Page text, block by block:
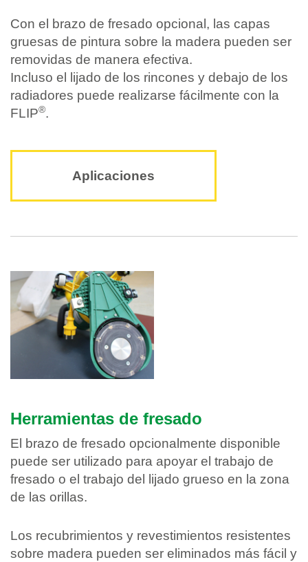
Con el brazo de fresado opcional, las capas
gruesas de pintura sobre la madera pueden ser
removidas de manera efectiva.
Incluso el lijado de los rincones y debajo de los
radiadores puede realizarse fácilmente con la
FLIP®.
Aplicaciones
Herramientas de fresado
El brazo de fresado opcionalmente disponible
puede ser utilizado para apoyar el trabajo de
fresado o el trabajo del lijado grueso en la zona
de las orillas.
Los recubrimientos y revestimientos resistentes
sobre madera pueden ser eliminados más fácil y